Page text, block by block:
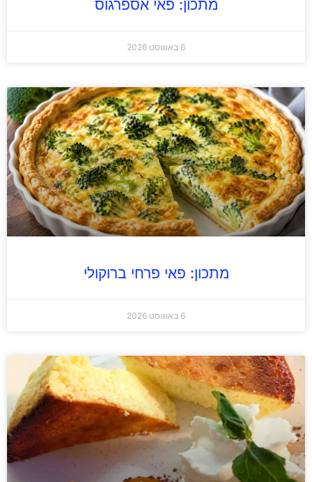
מתכון: פאי אספרגוס
6 באוגוסט 2026
מתכון: פאי פרחי ברוקולי
6 באוגוסט 2026